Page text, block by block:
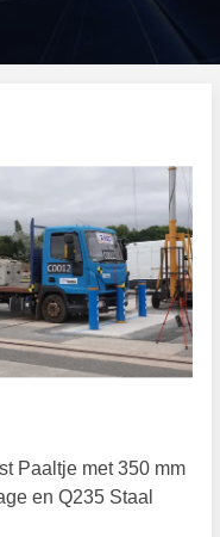
Paaltje met 350 mm
en Q235 Staal